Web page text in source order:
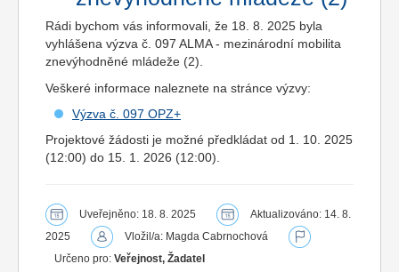
Rádi bychom vás informovali, že 18. 8. 2025 byla
vyhlášena výzva č. 097 ALMA - mezinárodní mobilita
znevýhodněné mládeže (2).
Veškeré informace naleznete na stránce výzvy:
Výzva č. 097 OPZ+
Projektové žádosti je možné předkládat od 1. 10. 2025
(12:00) do 15. 1. 2026 (12:00).
Uveřejněno: 18. 8. 2025
Aktualizováno: 14. 8.
2025
Vložil/a: Magda Cabrnochová
Určeno pro: Veřejnost, Žadatel